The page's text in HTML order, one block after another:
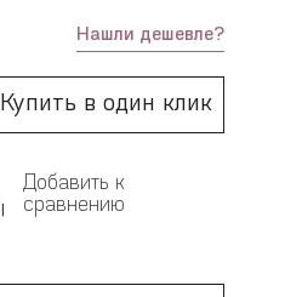
Нашли дешевле?
Купить в один клик
Добавить к
сравнению